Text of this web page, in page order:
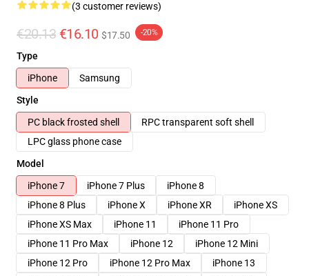
(3 customer reviews)
€20.13 €16.10 $17.50 -20%
Type
iPhone
Samsung
Style
PC black frosted shell
RPC transparent soft shell
LPC glass phone case
Model
iPhone 7
iPhone 7 Plus
iPhone 8
iPhone 8 Plus
iPhone X iPhone XR
iPhone XS
iPhone XS Max
iPhone 11
iPhone 11 Pro
iPhone 11 Pro Max
iPhone 12
iPhone 12 Mini
iPhone 12 Pro
iPhone 12 Pro Max
iPhone 13